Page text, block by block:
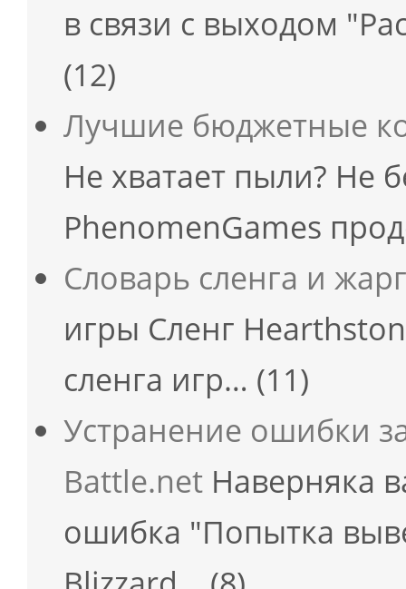
в связи с выходом
(12)
Лучшие бюджетные
Не хватает пыли? Не
PhenomenGames
Словарь сленга и
игры Сленг
сленга игр… (11)
Устранение ошибки
Battle.net Наверняка
ошибка "Попытка